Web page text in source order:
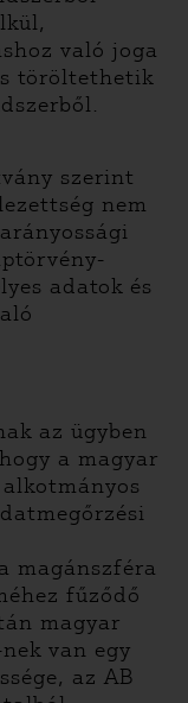
való joga
töröltethetik
szerint
nem
adatok és
az ügyben
a magyar
magánszféra
fűződő
magyar
van egy
az AB